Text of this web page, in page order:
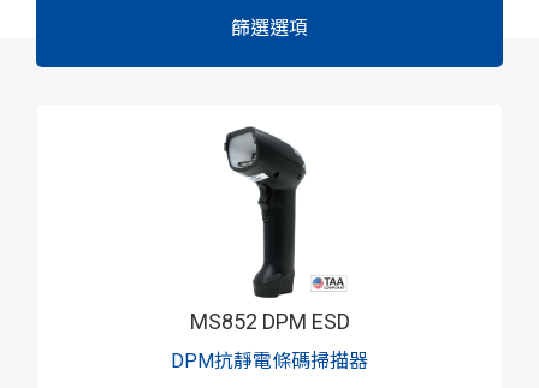
篩選選項
MS852 DPM ESD
DPM抗靜電條碼掃描器